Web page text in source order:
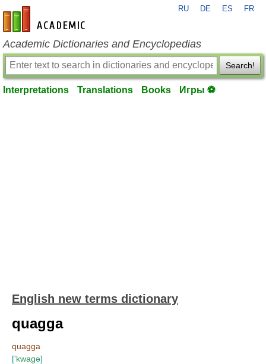
en-academic.com
RU DE ES FR
Academic Dictionaries and Encyclopedias
Search!
Interpretations Translations Books Игры ⚽
English new terms dictionary
quagga
quagga
['kwagə]